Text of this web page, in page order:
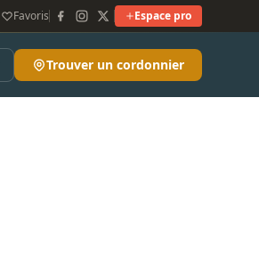
Favoris Espace pro
Trouver un cordonnier